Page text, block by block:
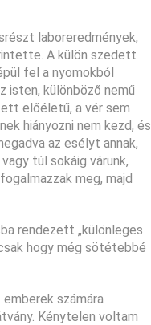
laboreredmények,
A külön szedett
fel a nyomokból
isten, különböző nemű
előéletű, a vér sem
hiányozni nem kezd, és
az esélyt annak,
túl sokáig várunk,
meg, majd
rendezett „különleges
hogy még sötétebbé
számára
Kénytelen voltam